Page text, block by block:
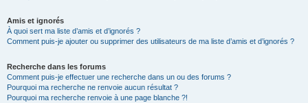
Amis et ignorés
À quoi sert ma liste d’amis et d’ignorés ?
Comment puis-je ajouter ou supprimer des utilisateurs de ma liste d’amis et d’ignorés ?
Recherche dans les forums
Comment puis-je effectuer une recherche dans un ou des forums ?
Pourquoi ma recherche ne renvoie aucun résultat ?
Pourquoi ma recherche renvoie à une page blanche ?!